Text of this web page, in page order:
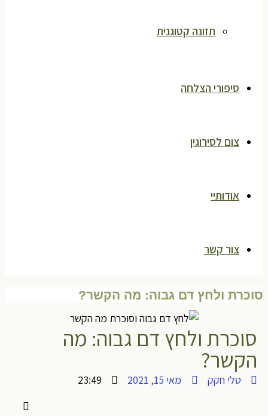
תזונה קטוגנית
סיפורי הצלחה
צום לסירוגין
אודותיי
צור קשר
ולחץ דם גבוה: מה הקשר?
סוכרת ולחץ דם גבוה: מה
הקשר?
טלי חקק מאי 15, 2021 23:49